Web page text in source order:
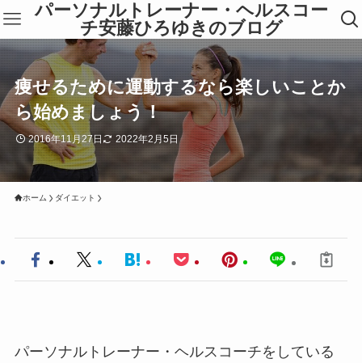
パーソナルトレーナー・ヘルスコー
チ安藤ひろゆきのブログ
痩せるために運動するなら楽しいことか
ら始めましょう！
2016年11月27日 2022年2月5日
ホーム ダイエット
パーソナルトレーナー・ヘルスコーチをしている